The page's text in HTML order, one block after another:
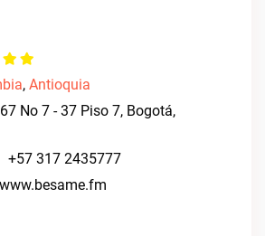
, Antioquia
No 7 - 37 Piso 7, Bogotá,
+57 317 2435777